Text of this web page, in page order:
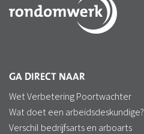
GA DIRECT NAAR
Wet Verbetering Poortwachter
Wat doet een arbeidsdeskundige?
Verschil bedrijfsarts en arboarts